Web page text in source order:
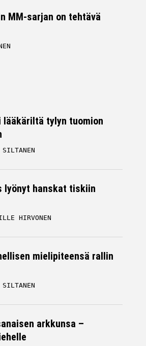
MM-sarjan on tehtävä
lääkäriltä tylyn tuomion
SILTANEN
lyönyt hanskat tiskiin
HIRVONEN
mielipiteensä rallin
SILTANEN
arkkunsa –